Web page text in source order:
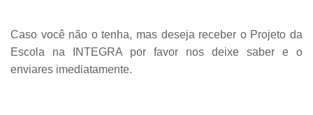
Caso você não o tenha, mas deseja receber o Projeto da
Escola na INTEGRA por favor nos deixe saber e o
enviares imediatamente.